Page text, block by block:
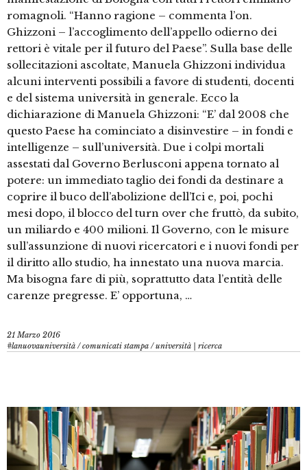
romagnoli. “Hanno ragione – commenta l’on.
Ghizzoni – l’accoglimento dell’appello odierno dei
rettori è vitale per il futuro del Paese”. Sulla base delle
sollecitazioni ascoltate, Manuela Ghizzoni individua
alcuni interventi possibili a favore di studenti, docenti
e del sistema università in generale. Ecco la
dichiarazione di Manuela Ghizzoni: “E’ dal 2008 che
questo Paese ha cominciato a disinvestire – in fondi e
intelligenze – sull’università. Due i colpi mortali
assestati dal Governo Berlusconi appena tornato al
potere: un immediato taglio dei fondi da destinare a
coprire il buco dell’abolizione dell’Ici e, poi, pochi
mesi dopo, il blocco del turn over che fruttò, da subito,
un miliardo e 400 milioni. Il Governo, con le misure
sull’assunzione di nuovi ricercatori e i nuovi fondi per
il diritto allo studio, ha innestato una nuova marcia.
Ma bisogna fare di più, soprattutto data l’entità delle
carenze pregresse. E’ opportuna, …
21 Marzo 2016
#lanuovauniversità /comunicati stampa /università | ricerca